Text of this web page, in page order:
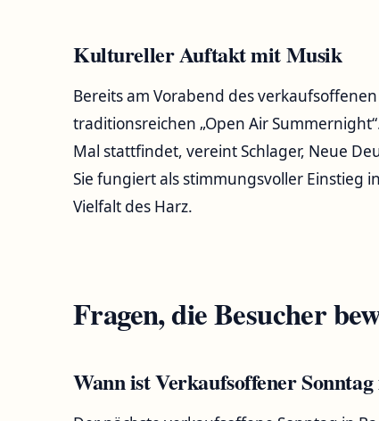
Kultureller Auftakt mit Musik
Bereits am Vorabend des
traditionsreichen „Open Air
Mal stattfindet, vereint Schlager, Neue
Sie fungiert als stimmungsvoller Einstieg
Vielfalt des Harz.
Fragen, die Besucher
Wann ist Verkaufsoffener